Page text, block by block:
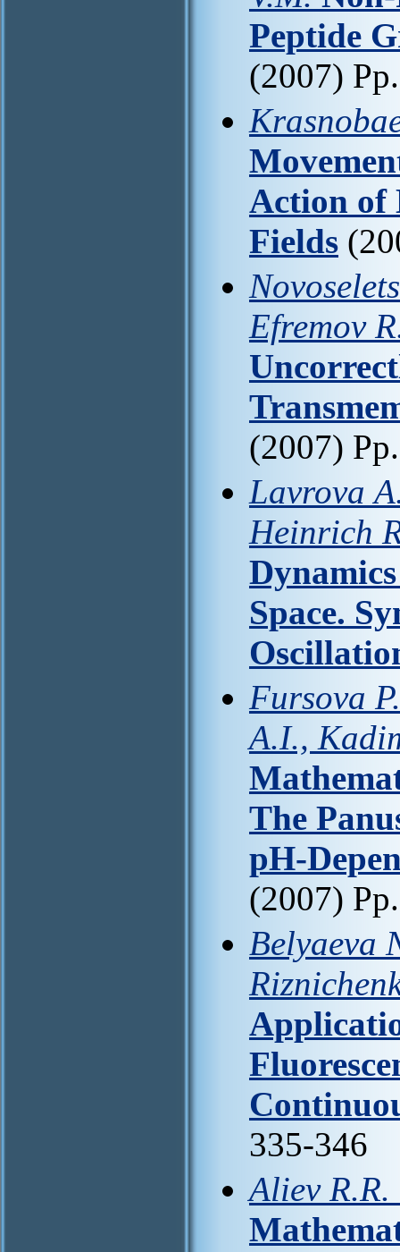
Peptide
(2007)
Action of
Fields
Efremov
(2007)
Lavrova
Heinrich
Space.
Fursova
A.I.,
The
pH-
(2007)
Belyaeva
335-346
Aliev R.R.